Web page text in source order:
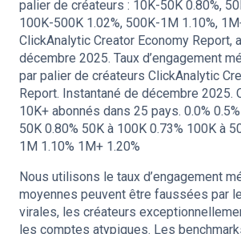
palier de créateurs : 10K-50K 0.80%,
100K-500K 1.02%, 500K-1M 1.10%,
ClickAnalytic Creator Economy Report,
décembre 2025. Taux d’engagement
par palier de créateurs ClickAnalytic
Report. Instantané de décembre 2025.
10K+ abonnés dans 25 pays. 0.0%
50K 0.80% 50K à 100K 0.73% 100K à
1M 1.10% 1M+ 1.20%
Nous utilisons le taux d’engagement
moyennes peuvent être faussées par
virales, les créateurs
les comptes atypiques. Les